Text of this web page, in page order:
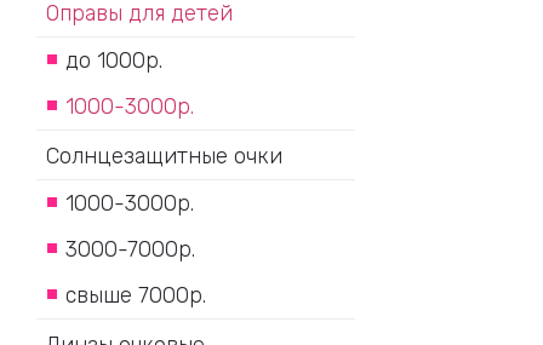
Оправы для детей
до 1000р.
1000-3000р.
Солнцезащитные очки
1000-3000р.
3000-7000р.
свыше 7000р.